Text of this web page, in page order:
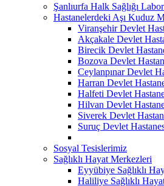
Şanlıurfa Halk Sağlığı
Hastanelerdeki Aşı Kuduz
Viranşehir Devlet
Akçakale Devlet
Birecik Devlet
Bozova Devlet
Ceylanpınar Devlet
Harran Devlet
Halfeti Devlet
Hilvan Devlet
Siverek Devlet
Suruç Devlet
Sosyal Tesislerimiz
Sağlıklı Hayat Merkezleri
Eyyübiye Sağlıklı
Haliliye Sağlıklı